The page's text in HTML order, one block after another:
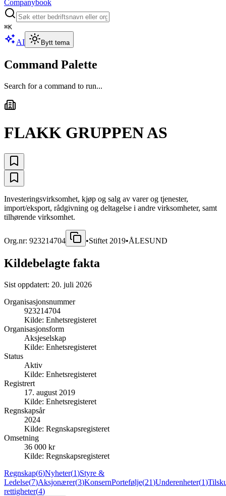
Companybook
⌘K
AI Bytt tema
Command Palette
Search for a command to run...
FLAKK GRUPPEN AS
Investeringsvirksomhet, kjøp og salg av varer og tjenester,
import/eksport, rådgivning og deltagelse i andre virksomheter, samt
tilhørende virksomhet.
Org.nr: 923214704 •Stiftet 2019•ÅLESUND
Kildebelagte fakta
Sist oppdatert: 20. juli 2026
Organisasjonsnummer
923214704
Kilde: Enhetsregisteret
Organisasjonsform
Aksjeselskap
Kilde: Enhetsregisteret
Status
Aktiv
Kilde: Enhetsregisteret
Registrert
17. august 2019
Kilde: Enhetsregisteret
Regnskapsår
2024
Kilde: Regnskapsregisteret
Omsetning
36 000 kr
Kilde: Regnskapsregisteret
Regnskap(6)Nyheter(1)Styre &
Ledelse(7)Aksjonærer(3)KonsernPortefølje(21)Underenheter(1)
rettigheter(4)